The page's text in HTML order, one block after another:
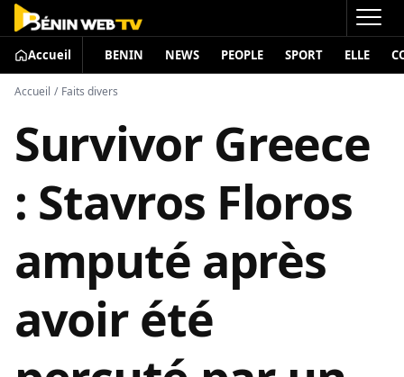
Accueil BENIN NEWS PEOPLE SPORT ELLE
Accueil / Faits divers
Survivor Greece
: Stavros Floros
amputé après
avoir été